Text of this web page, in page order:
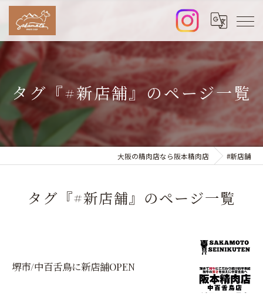
タグ『#新店舗』のページ一覧
大阪の精肉店なら阪本精肉店 #新店舗
タグ『#新店舗』のページ一覧
堺市/中百舌鳥に新店舗OPEN